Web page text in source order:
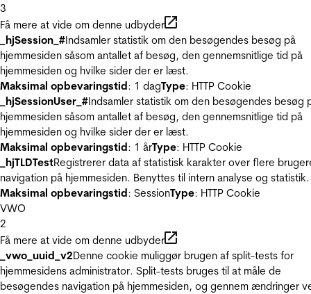
3
Få mere at vide om denne udbyder
_hjSession_#Indsamler statistik om den besøgendes besøg på
hjemmesiden såsom antallet af besøg, den gennemsnitlige tid på
hjemmesiden og hvilke sider der er læst.
Maksimal opbevaringstid: 1 dagType: HTTP Cookie
_hjSessionUser_#Indsamler statistik om den besøgendes besøg
hjemmesiden såsom antallet af besøg, den gennemsnitlige tid på
hjemmesiden og hvilke sider der er læst.
Maksimal opbevaringstid: 1 årType: HTTP Cookie
_hjTLDTestRegistrerer data af statistisk karakter over flere
navigation på hjemmesiden. Benyttes til intern analyse og statistik.
Maksimal opbevaringstid: SessionType: HTTP Cookie
VWO
2
Få mere at vide om denne udbyder
_vwo_uuid_v2Denne cookie muliggør brugen af split-tests for
hjemmesidens administrator. Split-tests bruges til at måle de
besøgendes navigation på hjemmesiden, og gennem ændringer